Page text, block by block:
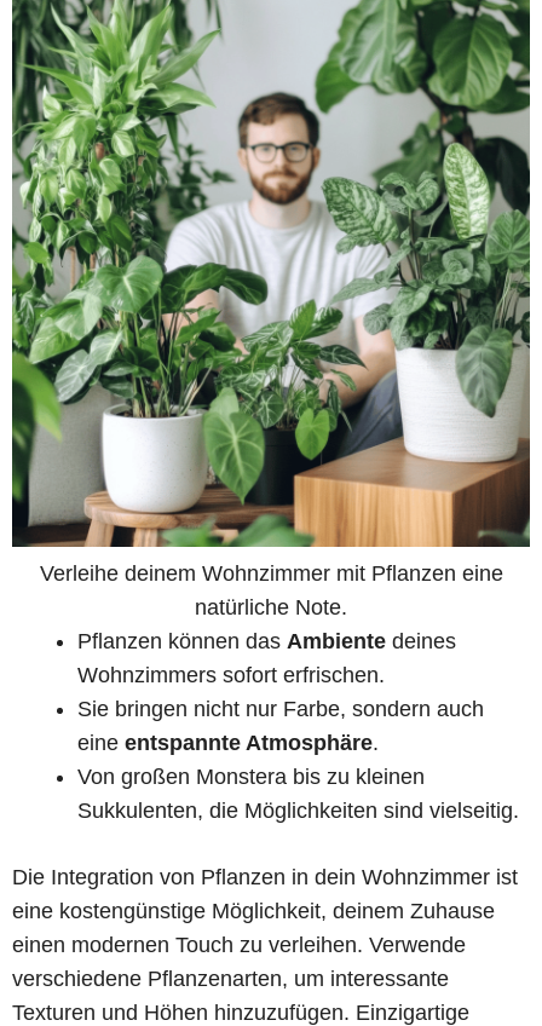
Verleihe deinem Wohnzimmer mit Pflanzen eine
natürliche Note.
Pflanzen können das Ambiente deines
Wohnzimmers sofort erfrischen.
Sie bringen nicht nur Farbe, sondern auch
eine entspannte Atmosphäre.
Von großen Monstera bis zu kleinen
Sukkulenten, die Möglichkeiten sind vielseitig.
Die Integration von Pflanzen in dein Wohnzimmer ist
eine kostengünstige Möglichkeit, deinem Zuhause
einen modernen Touch zu verleihen. Verwende
verschiedene Pflanzenarten, um interessante
Texturen und Höhen hinzuzufügen. Einzigartige